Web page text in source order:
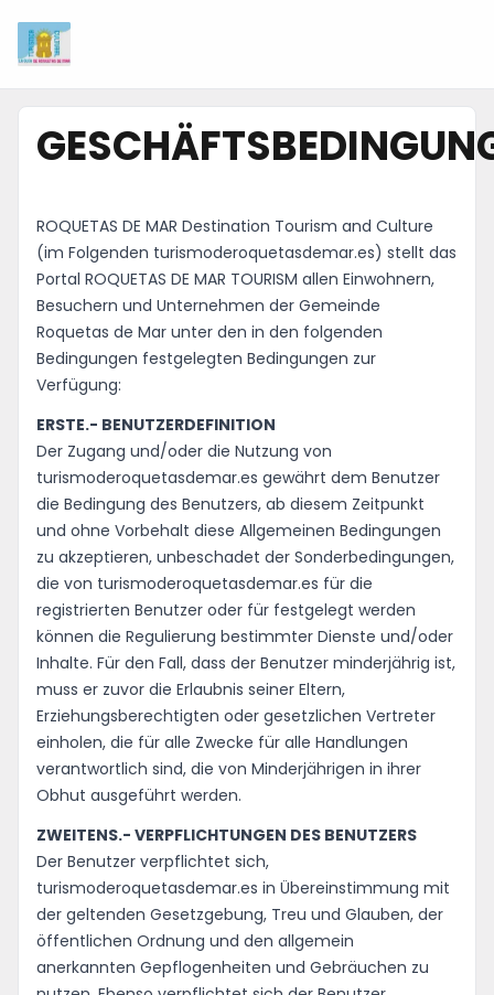
Inicio
Información
Negocios
Colaboradores
Blog
Ofertas e ideas para disfrutar
Idioma
ROQUETAS DE MAR Destination Tourism and Culture
(im Folgenden turismoderoquetasdemar.es) stellt das
Portal ROQUETAS DE MAR TOURISM allen Einwohnern,
Besuchern und Unternehmen der Gemeinde
Roquetas de Mar unter den in den folgenden
Bedingungen festgelegten Bedingungen zur
Verfügung:
ERSTE.- BENUTZERDEFINITION
Der Zugang und/oder die Nutzung von
turismoderoquetasdemar.es gewährt dem Benutzer
die Bedingung des Benutzers, ab diesem Zeitpunkt
und ohne Vorbehalt diese Allgemeinen Bedingungen
zu akzeptieren, unbeschadet der Sonderbedingungen,
die von turismoderoquetasdemar.es für die
registrierten Benutzer oder für festgelegt werden
können die Regulierung bestimmter Dienste und/oder
Inhalte. Für den Fall, dass der Benutzer minderjährig ist,
muss er zuvor die Erlaubnis seiner Eltern,
Erziehungsberechtigten oder gesetzlichen Vertreter
einholen, die für alle Zwecke für alle Handlungen
verantwortlich sind, die von Minderjährigen in ihrer
Obhut ausgeführt werden.
ZWEITENS.- VERPFLICHTUNGEN DES BENUTZERS
Der Benutzer verpflichtet sich,
turismoderoquetasdemar.es in Übereinstimmung mit
der geltenden Gesetzgebung, Treu und Glauben, der
öffentlichen Ordnung und den allgemein
anerkannten Gepflogenheiten und Gebräuchen zu